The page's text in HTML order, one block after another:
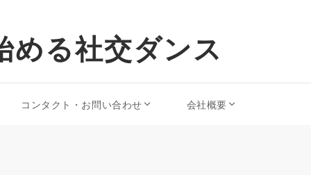
る社交ダンス
コンタクト・お問い合わせ 会社概要